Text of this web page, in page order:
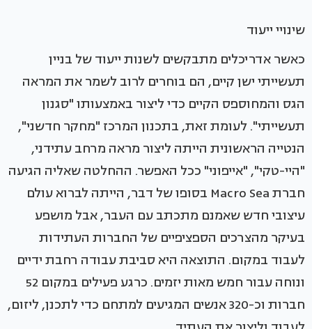
שינויי ייעוד
כאשר אדריכלים מתבקשים לשנות ייעוד של בניין
תעשייתי ישן קיים, הם בוחרים לרוב לשמר את המראה
הגס והמחוספס הקיים כדי ליצור באמצעותו "סגנון
תעשייתי". לעומת זאת, בתכנון המרכז "מחקר חדשני",
הנטייה הראשונית הייתה ליצור מראה מרחב עתידני,
"היי-טקי", "אייפוני" ככל האפשר. ההחלטה שאליה הגיעה
חברת Macro Sea בסופו של דבר, הייתה לברוא עולם
עיצובי חדש שאמנם מתכתב עם העבר, אבל מושפע
בעיקר מהצרכים הספציפיים של החברות העתידות
לעבוד במקום. התוצאה היא סביבת עבודה רחבת ידיים
ונוחה עבור חמש מאות יזמים. כרגע פעילים במקום 52
חברות וכ-320 אנשים המגיעים למתחם כדי לתכנן, ליזום,